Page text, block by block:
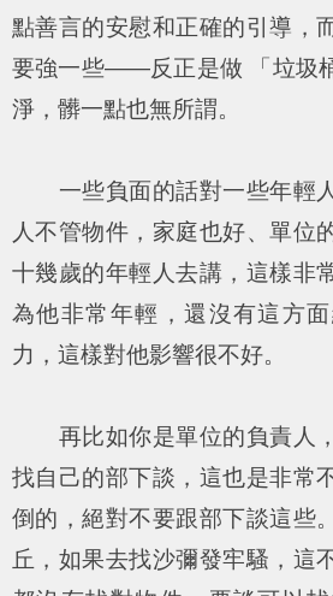
點善言的安慰和正確的引導，
要強一些——反正是做 「垃圾
淨，髒一點也無所謂。
一些負面的話對一些年輕
人不管物件，家庭也好、單位
十幾歲的年輕人去講，這樣非
為他非常年輕，還沒有這方
力，這樣對他影響很不好。
再比如你是單位的負責人
找自己的部下談，這也是非常
倒的，絕對不要跟部下談這些
丘，如果去找沙彌發牢騷，這